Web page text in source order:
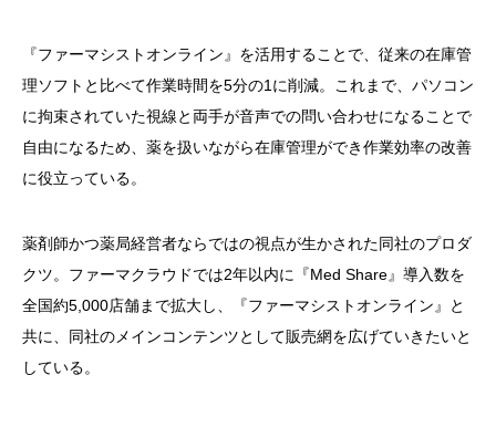
『ファーマシストオンライン』を活用することで、従来の在庫管
理ソフトと比べて作業時間を5分の1に削減。これまで、パソコ ン
に拘束されていた視線と両手が音声での問い合わせになることで
自由になるため、薬を扱いながら在庫管理ができ作業効率の改善
に役立っている。
薬剤師かつ薬局経営者ならではの視点が生かされた同社のプロダ
クツ。ファーマクラウドでは2年以内に『Med Share』導入数を
全国約5,000店舗まで拡大し、『ファーマシストオンライン』と
共に、同社のメインコンテンツとして販売網を広げていきたいと
している。